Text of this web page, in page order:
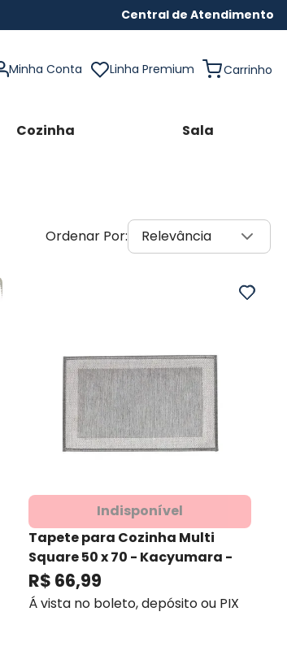
Central de Atendimento
Minha Conta Linha Premium
Cozinha Sala
Relevância
Indisponível
Tapete para Cozinha Multi
Square 50 x 70 - Kacyumara -
Kacyumara
R$ 66,99
Á vista no boleto, depósito ou PIX